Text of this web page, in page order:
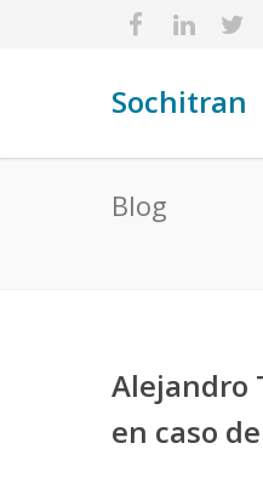
Sochitran
Blog
Alejandro
en caso